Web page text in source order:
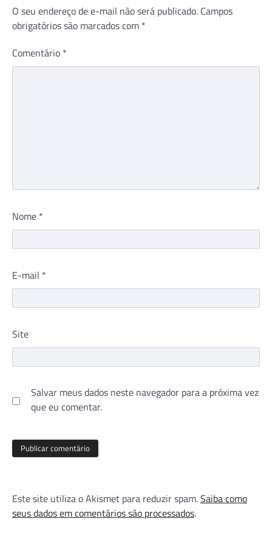
O seu endereço de e-mail não será publicado. Campos
obrigatórios são marcados com *
Comentário *
Nome *
E-mail *
Site
Salvar meus dados neste navegador para a próxima vez
que eu comentar.
Este site utiliza o Akismet para reduzir spam.Saiba como
seus dados em comentários são processados.